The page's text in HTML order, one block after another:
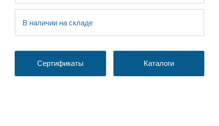
В наличии на складе
Сертификаты Каталоги